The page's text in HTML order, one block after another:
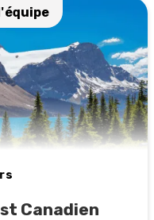
Canadien